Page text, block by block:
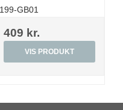
GB01
409 kr.
VIS PRODUKT